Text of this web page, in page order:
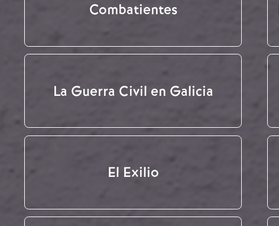
Combatientes
La Guerra Civil en Galicia
El Exilio